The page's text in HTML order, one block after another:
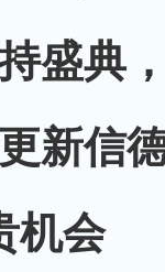
盛典
新信
机会